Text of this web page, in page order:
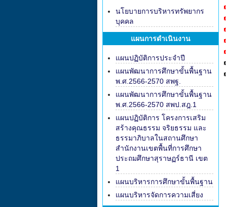
นโยบายการบริหารทรัพยากร
บุคคล
แผนการดำเนินงาน
แผนปฏิบัติการประจำปี
แผนพัฒนาการศึกษาขั้นพื้นฐาน
พ.ศ.2566-2570 สพฐ.
แผนพัฒนาการศึกษาขั้นพื้นฐาน
พ.ศ.2566-2570 สพป.สฎ.1
แผนปฏิบัติการ โครงการเสริม
สร้างคุณธรรม จริยธรรม และ
ธรรมาภิบาลในสถานศึกษา
สำนักงานเขตพื้นที่การศึกษา
ประถมศึกษาสุราษฏร์ธานี เขต
1
แผนบริหารการศึกษาขั้นพื้นฐาน
แผนบริหารจัดการความเสี่ยง